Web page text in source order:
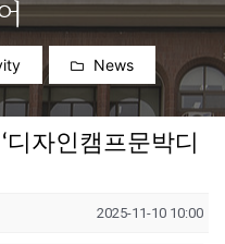
News
자인캠프문박디
2025-11-10 10:00